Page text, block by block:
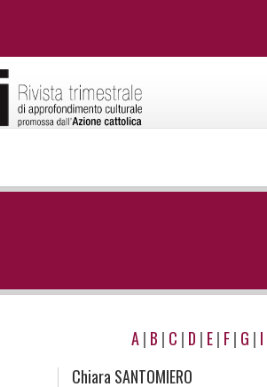
A | B | C | D | E | F | G | I
Chiara SANTOMIERO